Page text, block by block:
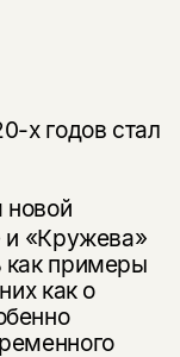
х годов стал
новой
и «Кружева»
как при­меры
как о